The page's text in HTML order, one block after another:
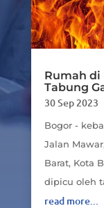
Rumah di
Tabung
30 Sep 2023
Bogor -
Jalan
Barat, Kota
dipicu oleh
read more...